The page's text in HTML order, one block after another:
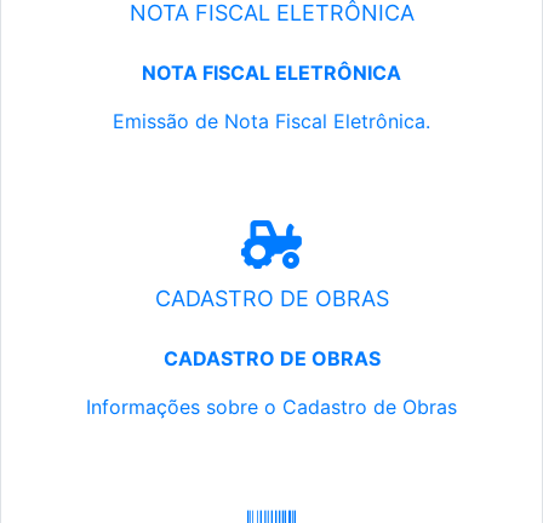
NOTA FISCAL ELETRÔNICA
NOTA FISCAL ELETRÔNICA
Emissão de Nota Fiscal Eletrônica.
CADASTRO DE OBRAS
CADASTRO DE OBRAS
Informações sobre o Cadastro de Obras